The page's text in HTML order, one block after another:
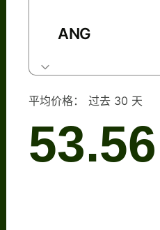
ANG
平均价格： 过去 30 天
53.56